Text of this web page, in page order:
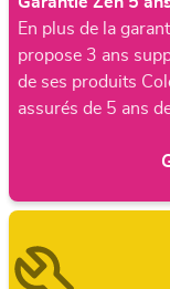
En plus de la
propose 3 ans
de ses produits
assurés de 5 ans